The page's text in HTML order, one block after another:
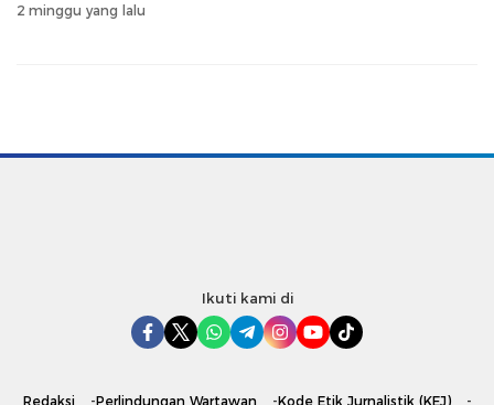
2 minggu yang lalu
Ikuti kami di
Redaksi Perlindungan Wartawan Kode Etik Jurnalistik (KEJ)